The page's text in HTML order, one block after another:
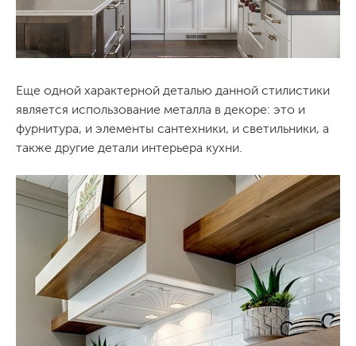
Еще одной характерной деталью данной стилистики
является использование металла в декоре: это и
фурнитура, и элементы сантехники, и светильники, а
также другие детали интерьера кухни.